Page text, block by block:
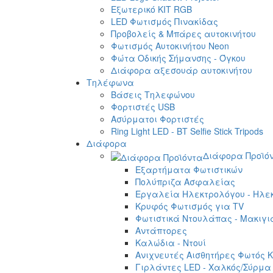
Εξωτερικό ΚΙΤ RGB
LED Φωτισμός Πινακίδας
Προβολείς & Μπάρες αυτοκινήτου
Φωτισμός Αυτοκινήτου Neon
Φώτα Οδικής Σήμανσης - Όγκου
Διάφορα αξεσουάρ αυτοκινήτου
Τηλέφωνα
Βάσεις Τηλεφώνου
Φορτιστές USB
Ασύρματοι Φορτιστές
Ring Light LED - BT Selfie Stick Tripods
Διάφορα
Διάφορα
Εξαρτήματα Φωτιστικών
Πολύπριζα Ασφαλείας
Εργαλεία Ηλεκτρολόγου -
Κρυφός Φωτισμός για TV
Φωτιστικά Ντουλάπας -
Αντάπτορες
Καλώδια - Ντουί
Ανιχνευτές Αισθητήρες Φωτός
Γιρλάντες LED - Χαλκός/Σύρμα